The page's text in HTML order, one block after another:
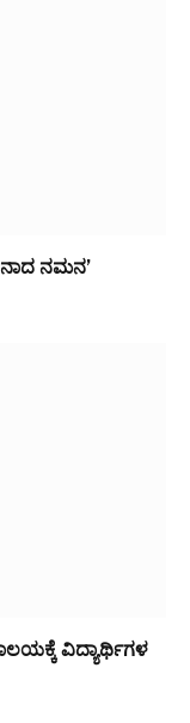
ನಮನ’
ವಿದ್ಯಾರ್ಥಿಗಳ